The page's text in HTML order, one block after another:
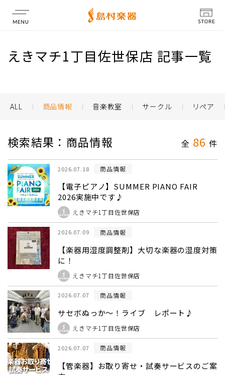
店舗情報
えきマチ1丁目佐世保店 記事一覧
ALL 商品情報 音楽教室 サークル リペア
検索結果：商品情報 全 86 件
2026.07.18 商品情報
【電子ピアノ】SUMMER PIANO FAIR
2026実施中です♪
えきマチ1丁目佐世保店
2026.07.09 商品情報
【楽器用湿度調整剤】大切な楽器の湿度対策
に！
えきマチ1丁目佐世保店
2026.07.07 商品情報
サセボぬっか～！ライブ レポート♪
えきマチ1丁目佐世保店
2026.07.07 商品情報
【管楽器】お取り寄せ・試奏サービスのご案